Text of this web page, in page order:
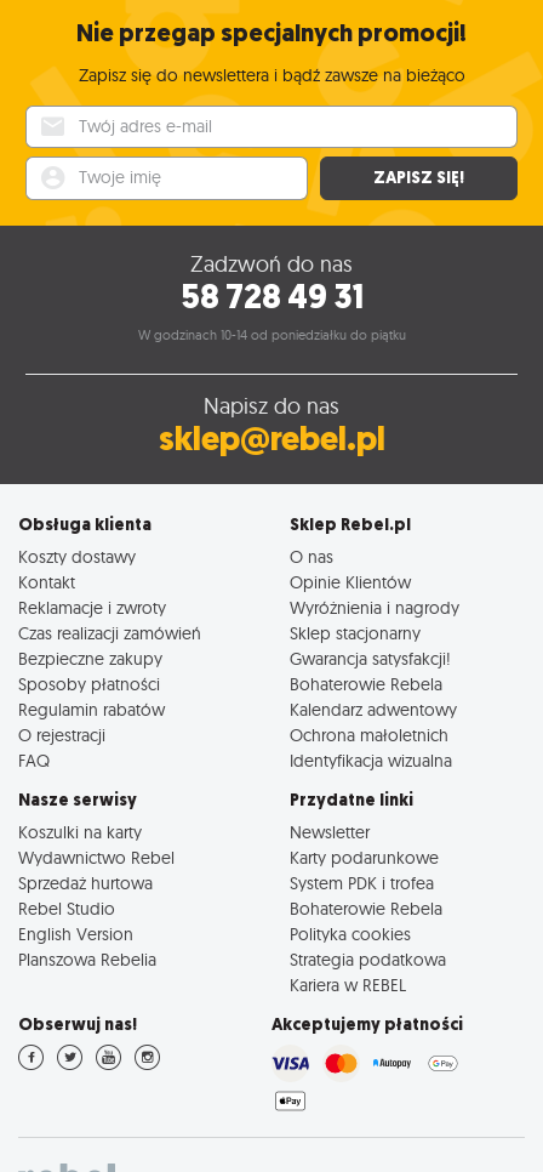
Nie przegap specjalnych promocji!
Zapisz się do newslettera i bądź zawsze na bieżąco
ZAPISZ SIĘ!
Zadzwoń do nas
58 728 49 31
W godzinach 10-14 od poniedziałku do piątku
Napisz do nas
sklep@rebel.pl
Obsługa klienta
Koszty dostawy
Kontakt
Reklamacje i zwroty
Czas realizacji zamówień
Bezpieczne zakupy
Sposoby płatności
Regulamin rabatów
O rejestracji
FAQ
Sklep Rebel.pl
O nas
Opinie Klientów
Wyróżnienia i nagrody
Sklep stacjonarny
Gwarancja satysfakcji!
Bohaterowie Rebela
Kalendarz adwentowy
Ochrona małoletnich
Identyfikacja wizualna
Nasze serwisy
Koszulki na karty
Wydawnictwo Rebel
Sprzedaż hurtowa
Rebel Studio
English Version
Planszowa Rebelia
Przydatne linki
Newsletter
Karty podarunkowe
System PDK i trofea
Bohaterowie Rebela
Polityka cookies
Strategia podatkowa
Kariera w REBEL
Obserwuj nas! Akceptujemy płatności